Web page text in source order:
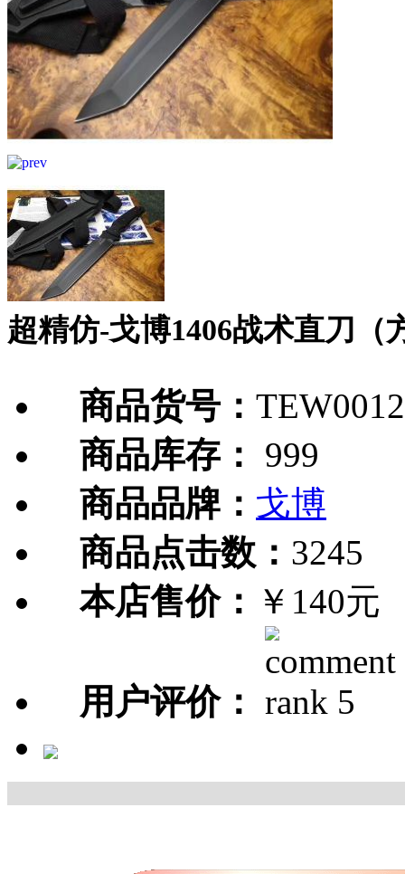
超精仿-戈博1406战术直刀（
商品货号：
商品库存：
999
商品品牌： 戈博
商品点击数： 3245
本店售价： ￥140元
用户评价：